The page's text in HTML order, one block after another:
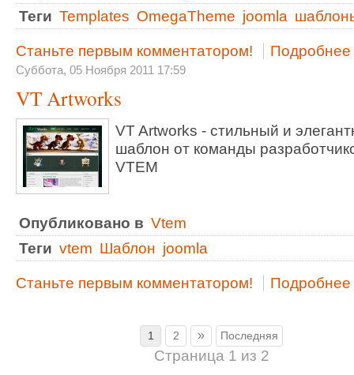
Теги Templates OmegaTheme joomla
Станьте первым комментатором! Подробнее
Суббота, 05 Ноября 2011 17:59
VT Artworks
VT Artworks - стильный и
шаблон от команды
VTEM
Опубликовано в Vtem
Теги vtem Шаблон joomla
Станьте первым комментатором! Подробнее
1 2 » Последняя
Страница 1 из 2